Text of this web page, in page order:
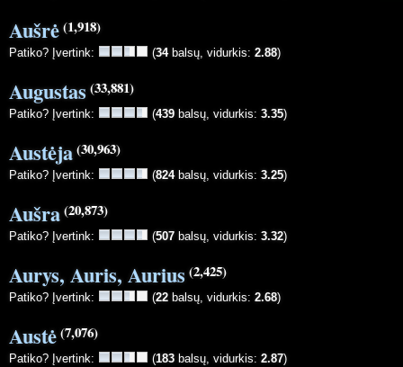
Aušrė(1,918)
Patiko? Įvertink: (34balsų, vidurkis: 2.88)
Augustas(33,881)
Patiko? Įvertink: (439 balsų, vidurkis: 3.35)
Austėja(30,963)
Patiko? Įvertink: (824balsų, vidurkis: 3.25)
Aušra(20,873)
Patiko? Įvertink: (507 balsų, vidurkis: 3.32)
Aurys, Auris, Aurius(2,425)
Patiko? Įvertink: (22 balsų, vidurkis: 2.68)
Austė(7,076)
Patiko? Įvertink: (183 balsų, vidurkis: 2.87)